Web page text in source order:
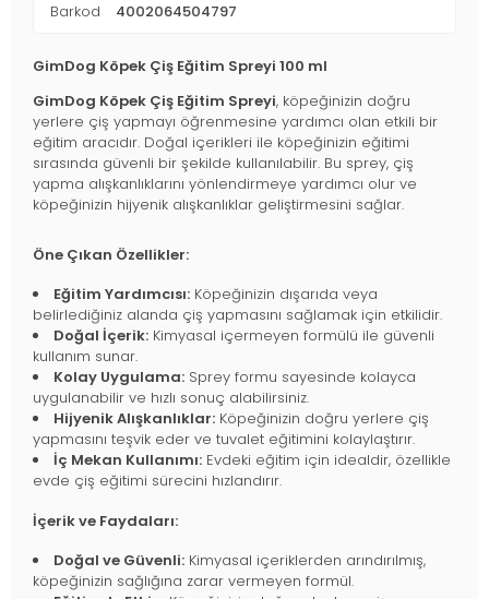
Barkod 4002064504797
GimDog Köpek Çiş Eğitim Spreyi 100 ml
GimDog Köpek Çiş Eğitim Spreyi, köpeğinizin doğru
yerlere çiş yapmayı öğrenmesine yardımcı olan etkili bir
eğitim aracıdır. Doğal içerikleri ile köpeğinizin eğitimi
sırasında güvenli bir şekilde kullanılabilir. Bu sprey, çiş
yapma alışkanlıklarını yönlendirmeye yardımcı olur ve
köpeğinizin hijyenik alışkanlıklar geliştirmesini sağlar.
Öne Çıkan Özellikler:
Eğitim Yardımcısı: Köpeğinizin dışarıda veya
belirlediğiniz alanda çiş yapmasını sağlamak için etkilidir.
Doğal İçerik: Kimyasal içermeyen formülü ile güvenli
kullanım sunar.
Kolay Uygulama: Sprey formu sayesinde kolayca
uygulanabilir ve hızlı sonuç alabilirsiniz.
Hijyenik Alışkanlıklar: Köpeğinizin doğru yerlere çiş
yapmasını teşvik eder ve tuvalet eğitimini kolaylaştırır.
İç Mekan Kullanımı: Evdeki eğitim için idealdir, özellikle
evde çiş eğitimi sürecini hızlandırır.
İçerik ve Faydaları:
Doğal ve Güvenli: Kimyasal içeriklerden arındırılmış,
köpeğinizin sağlığına zarar vermeyen formül.